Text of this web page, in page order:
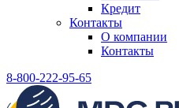
Кредит
Контакты
О компании
Контакты
8-800-222-95-65